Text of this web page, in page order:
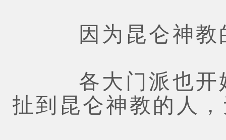
因为昆仑神教的
各大门派也开始
扯到昆仑神教的人